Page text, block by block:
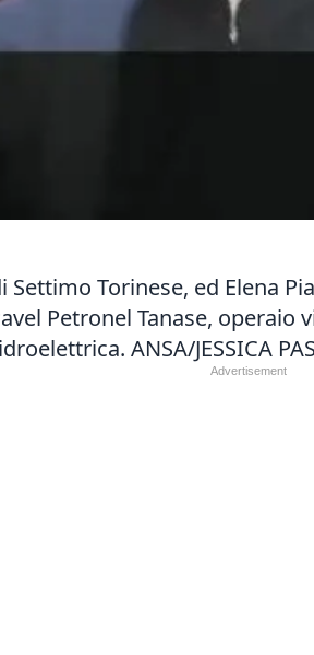
Torinese, ed Elena
Petronel Tanase,
ANSA/JESSICA